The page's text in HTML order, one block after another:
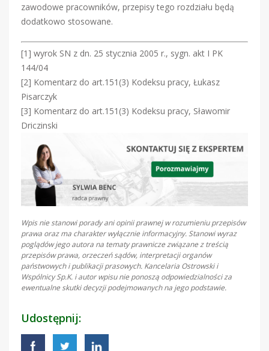
zawodowe pracowników, przepisy tego rozdziału będą
dodatkowo stosowane.
[1] wyrok SN z dn. 25 stycznia 2005 r., sygn. akt I PK
144/04
[2] Komentarz do art.151(3) Kodeksu pracy, Łukasz
Pisarczyk
[3] Komentarz do art.151(3) Kodeksu pracy, Sławomir
Driczinski
Wpis nie stanowi porady ani opinii prawnej w rozumieniu przepisów
prawa oraz ma charakter wyłącznie informacyjny. Stanowi wyraz
poglądów jego autora na tematy prawnicze związane z treścią
przepisów prawa, orzeczeń sądów, interpretacji organów
państwowych i publikacji prasowych. Kancelaria Ostrowski i
Wspólnicy Sp.K. i autor wpisu nie ponoszą odpowiedzialności za
ewentualne skutki decyzji podejmowanych na jego podstawie.
Udostępnij: